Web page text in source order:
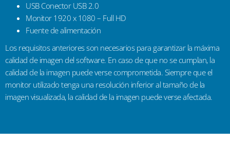
USB Conector USB 2.0
Monitor 1920 x 1080 – Full HD
Fuente de alimentación
Los requisitos anteriores son necesarios para garantizar la máxima
calidad de imagen del software. En caso de que no se cumplan, la
calidad de la imagen puede verse comprometida. Siempre que el
monitor utilizado tenga una resolución inferior al tamaño de la
imagen visualizada, la calidad de la imagen puede verse afectada.